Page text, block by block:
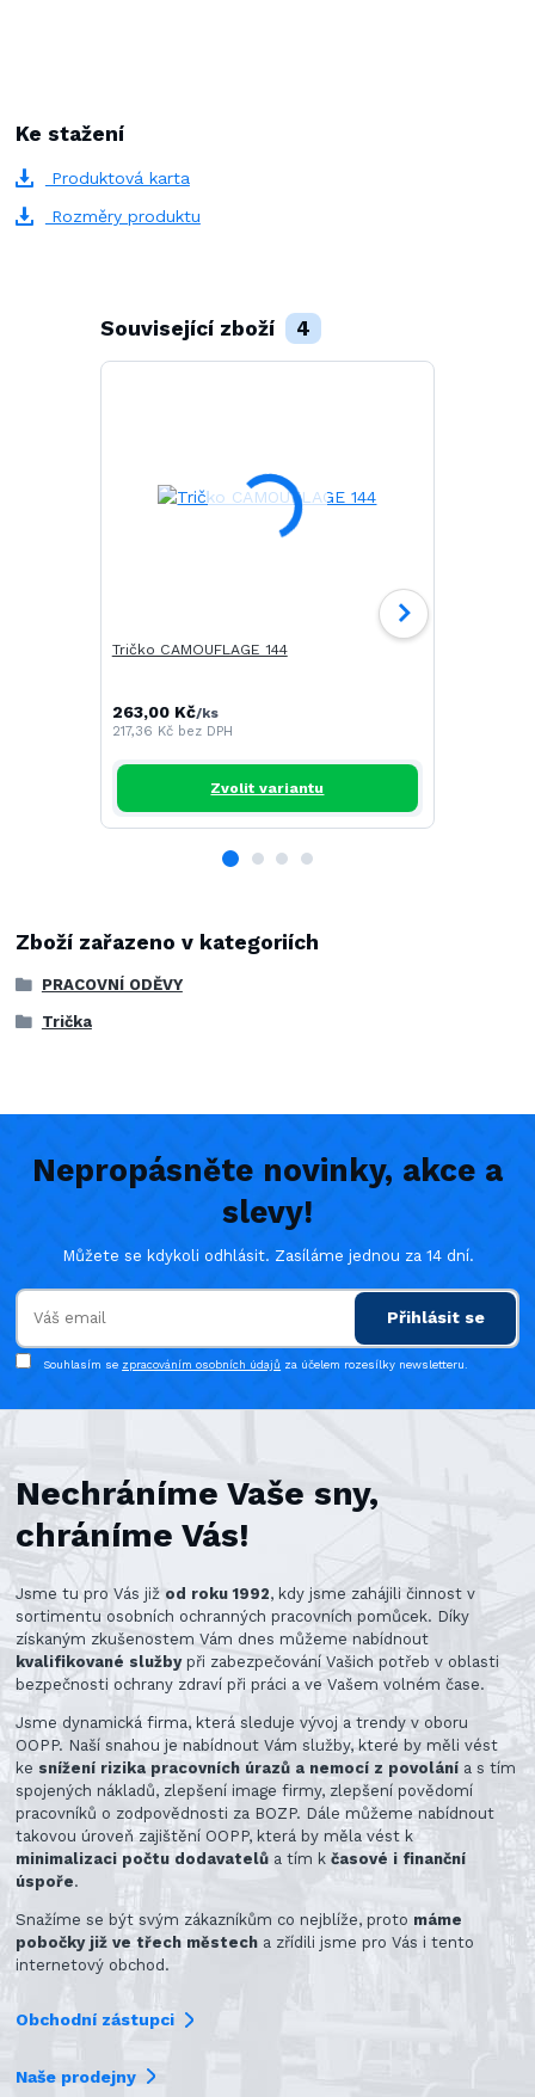
Ke stažení
Produktová karta
Rozměry produktu
Související zboží 4
Tričko CAMOUFLAGE 144
263,00 Kč/ks
217,36 Kč bez DPH
Zvolit variantu
Zboží zařazeno v kategoriích
PRACOVNÍ ODĚVY
Trička
Nepropásněte novinky, akce a
slevy!
Můžete se kdykoli odhlásit. Zasíláme jednou za 14 dní.
Přihlásit se
Souhlasím se zpracováním osobních údajů za účelem rozesílky newsletteru.
Nechráníme Vaše sny,
chráníme Vás!
Jsme tu pro Vás již od roku 1992, kdy jsme zahájili činnost v
sortimentu osobních ochranných pracovních pomůcek. Díky
získaným zkušenostem Vám dnes můžeme nabídnout
kvalifikované službypři zabezpečování Vašich potřeb v oblasti
bezpečnosti ochrany zdraví při práci a ve Vašem volném čase.
Jsme dynamická firma, která sleduje vývoj a trendy v oboru
OOPP. Naší snahou je nabídnout Vám služby, které by měli vést
ke snížení rizika pracovních úrazů a nemocí z povolání a s tím
spojených nákladů, zlepšení image firmy, zlepšení povědomí
pracovníků o zodpovědnosti za BOZP. Dále můžeme nabídnout
takovou úroveň zajištění OOPP, která by měla vést k
minimalizaci počtu dodavatelů a tím kčasové i finanční
úspoře.
Snažíme se být svým zákazníkům co nejblíže, proto máme
pobočky již ve třech městech a zřídili jsme pro Vás i tento
internetový obchod.
Obchodní zástupci
Naše prodejny